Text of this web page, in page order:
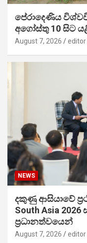
පේරාදෙණිය
අගෝස්තු 10 සිට
August 7, 2026 editor
NEWS
දකුණු ආසියාවේ
South Asia
ප්‍රධානත්වයෙන්
August 7, 2026 editor